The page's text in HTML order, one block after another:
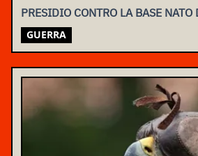
PRESIDIO CONTRO LA BASE NATO
GUERRA